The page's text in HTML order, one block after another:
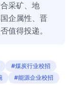
采矿、地
企属性、晋
值得投递。
#煤炭行业校招
#能源企业校招